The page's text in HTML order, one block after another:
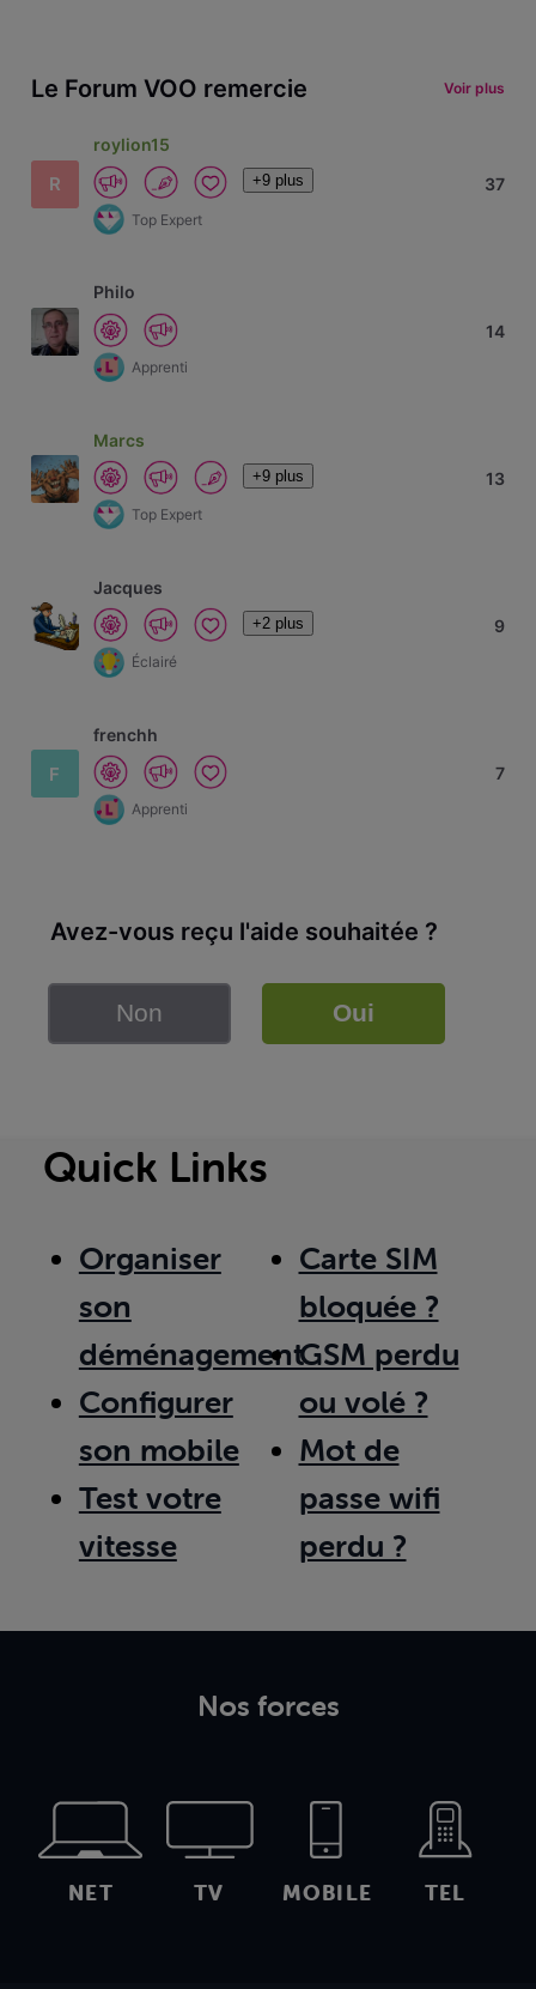
Le Forum VOO remercie Voir plus
R
roylion15
+9 plus
Top Expert
37
Philo
Apprenti
14
Marcs
+9 plus
Top Expert
13
Jacques
+2 plus
Éclairé
9
F
frenchh
Apprenti
7
Avez-vous reçu l'aide souhaitée ?
Non Oui
Quick Links
Organiser
son
déménagement
Configurer
son mobile
Test votre
vitesse
Carte SIM
bloquée ?
GSM perdu
ou volé ?
Mot de
passe wifi
perdu ?
Nos forces
NET TV MOBILE TEL